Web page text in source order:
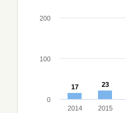
17
17 23
23
2014 2015
0
100
200